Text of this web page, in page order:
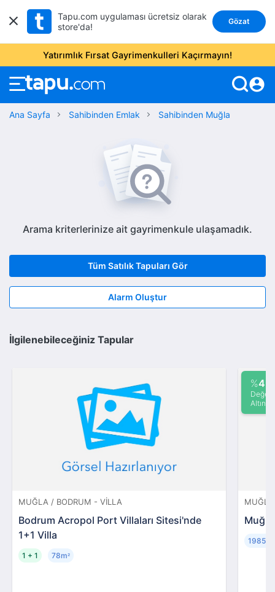
Tapu.com uygulaması ücretsiz olarak
store'da!
Gözat
Yatırımlık Fırsat Gayrimenkulleri Kaçırmayın!
account_circle
Ana Sayfa Sahibinden Emlak Sahibinden Muğla
Arama kriterlerinize ait gayrimenkule ulaşamadık.
Tüm Satılık Tapuları Gör
Alarm Oluştur
İlgilenebileceğiniz Tapular
MUĞLA / BODRUM - VILLA
Bodrum Acropol Port Villaları Sitesi'nde
1+1 Villa
1 + 1 78m²
%45
Altında